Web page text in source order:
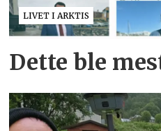
LIVET I ARKTIS
Dette ble